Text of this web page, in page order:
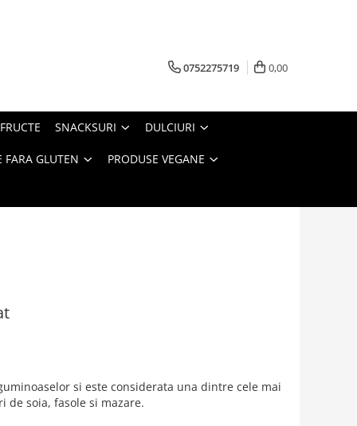
0752275719 0,00
SNACKSURI DULCIURI
FARA GLUTEN PRODUSE VEGANE
si este considerata una dintre cele mai
de soia, fasole si mazare.